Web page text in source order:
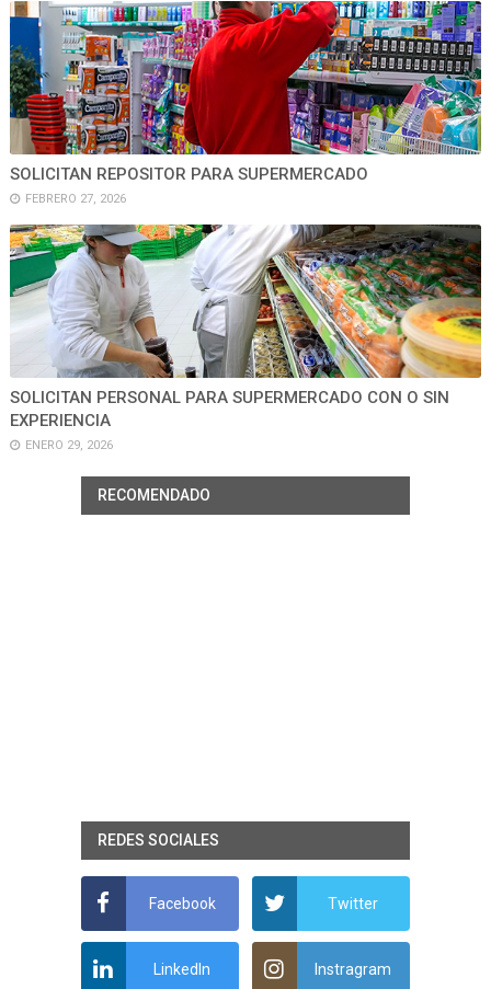
SOLICITAN REPOSITOR PARA SUPERMERCADO
FEBRERO 27, 2026
SOLICITAN PERSONAL PARA SUPERMERCADO CON O SIN
EXPERIENCIA
ENERO 29, 2026
RECOMENDADO
REDES SOCIALES
Facebook Twitter
LinkedIn Instragram